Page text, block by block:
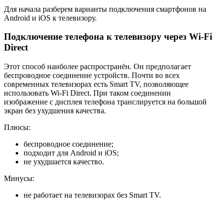
Для начала разберем варианты подключения смартфонов на
Android и iOS к телевизору.
Подключение телефона к телевизору через Wi-Fi
Direct
Этот способ наиболее распространён. Он предполагает
беспроводное соединение устройств. Почти во всех
современных телевизорах есть Smart TV, позволяющее
использовать Wi-Fi Direct. При таком соединении
изображение с дисплея телефона транслируется на большой
экран без ухудшения качества.
Плюсы:
беспроводное соединение;
подходит для Android и iOS;
не ухудшается качество.
Минусы:
не работает на телевизорах без Smart TV.